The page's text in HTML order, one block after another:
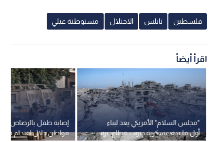
فلسطين نابلس الاحتلال مستوطنة عيلي
اقرأ أيضاً
إصابة طفل بالرصاص
مواطن خلال اقتحام قوات
"مجلس السلام" الأمريكي يعد لبناء
أول قاعدة عسكرية جنوب قطاع غزة